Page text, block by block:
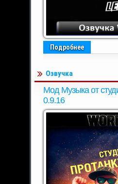
Подробнее
Озвучка
Мод Музыка от
0.9.16